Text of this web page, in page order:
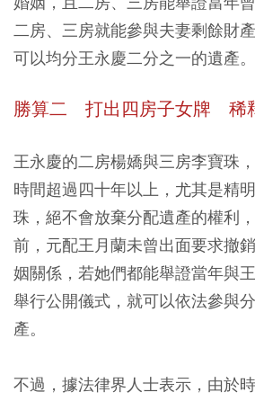
二房、三房就能參與夫妻剩餘財
可以均分王永慶二分之一的遺產。
勝算二 打出四房子女牌 稀
王永慶的二房楊嬌與三房李寶珠
時間超過四十年以上，尤其是精
珠，絕不會放棄分配遺產的權利
前，元配王月蘭未曾出面要求撤
姻關係，若她們都能舉證當年與
舉行公開儀式，就可以依法參與
產。
不過，據法律界人士表示，由於